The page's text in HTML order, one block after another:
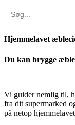
for:
Hjemmelavet
Du kan brygge
Vi guider nemlig til,
fra dit supermarked
på netop